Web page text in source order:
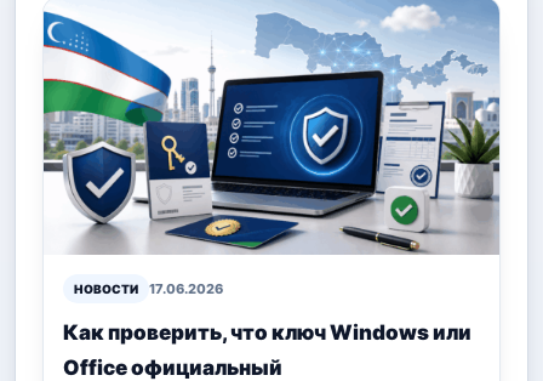
НОВОСТИ 17.06.2026
Как проверить, что ключ Windows или
Office официальный